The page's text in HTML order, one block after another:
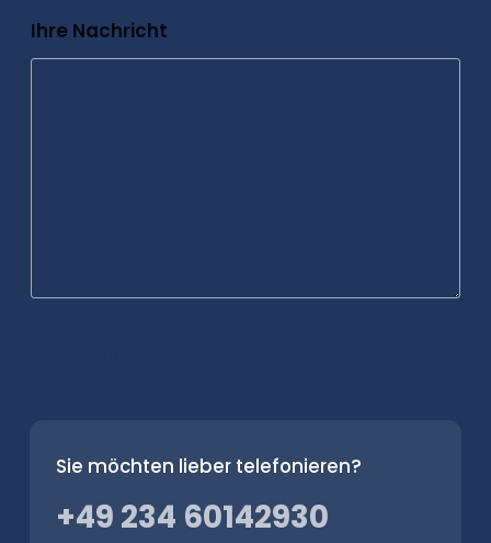
Ihre Nachricht
Sie möchten lieber telefonieren?
+49 234 60142930